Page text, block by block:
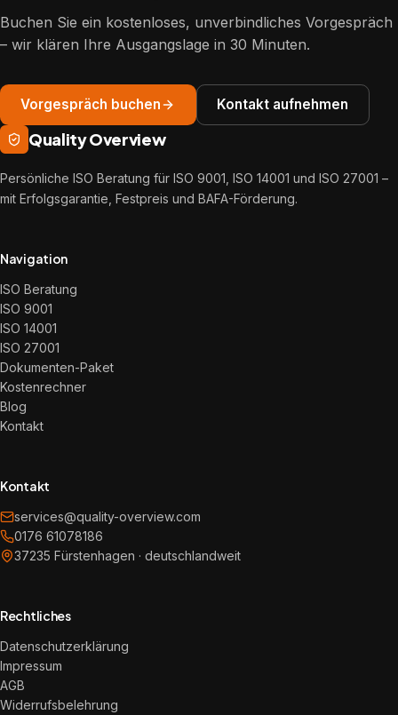
Buchen Sie ein kostenloses, unverbindliches Vorgespräch
– wir klären Ihre Ausgangslage in 30 Minuten.
Vorgespräch buchen Kontakt aufnehmen
Quality Overview
Persönliche ISO Beratung für ISO 9001, ISO 14001 und ISO 27001 –
mit Erfolgsgarantie, Festpreis und BAFA-Förderung.
Navigation
ISO Beratung
ISO 9001
ISO 14001
ISO 27001
Dokumenten-Paket
Kostenrechner
Blog
Kontakt
Kontakt
services@quality-overview.com
0176 61078186
37235 Fürstenhagen · deutschlandweit
Rechtliches
Datenschutzerklärung
Impressum
AGB
Widerrufsbelehrung